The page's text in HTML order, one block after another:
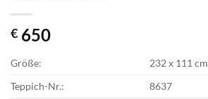
€ 650
Größe:
232 x 111 cm
Teppich-Nr.:
8637